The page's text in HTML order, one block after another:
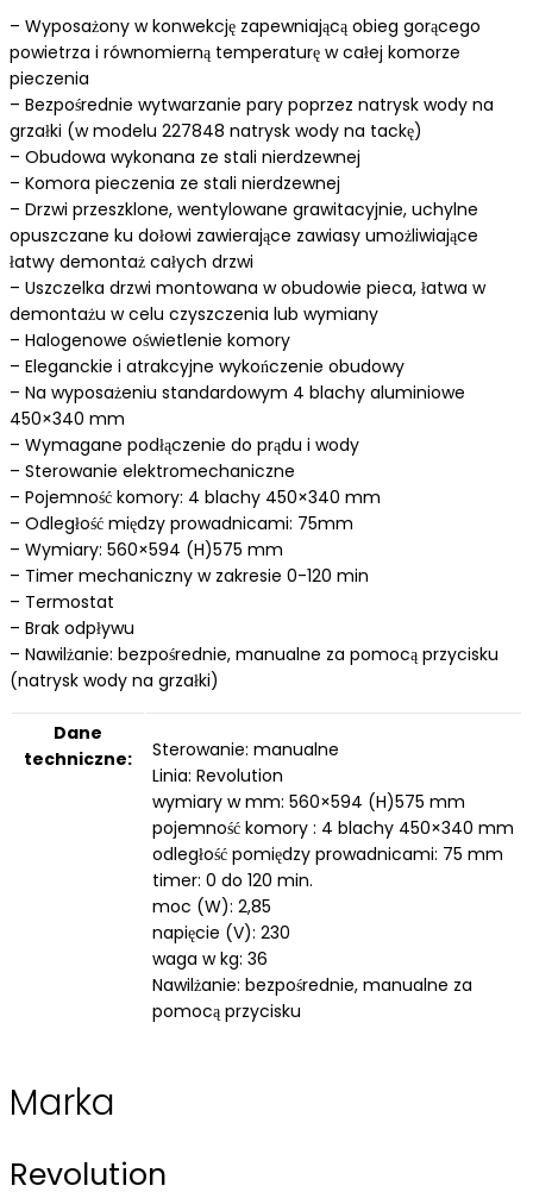
– Wyposażony w konwekcję zapewniającą obieg gorącego
powietrza i równomierną temperaturę w całej komorze
pieczenia
– Bezpośrednie wytwarzanie pary poprzez natrysk wody na
grzałki (w modelu 227848 natrysk wody na tackę)
– Obudowa wykonana ze stali nierdzewnej
– Komora pieczenia ze stali nierdzewnej
– Drzwi przeszklone, wentylowane grawitacyjnie, uchylne
opuszczane ku dołowi zawierające zawiasy umożliwiające
łatwy demontaż całych drzwi
– Uszczelka drzwi montowana w obudowie pieca, łatwa w
demontażu w celu czyszczenia lub wymiany
– Halogenowe oświetlenie komory
– Eleganckie i atrakcyjne wykończenie obudowy
– Na wyposażeniu standardowym 4 blachy aluminiowe
450×340 mm
– Wymagane podłączenie do prądu i wody
– Sterowanie elektromechaniczne
– Pojemność komory: 4 blachy 450×340 mm
– Odległość między prowadnicami: 75mm
– Wymiary: 560×594 (H)575 mm
– Timer mechaniczny w zakresie 0-120 min
– Termostat
– Brak odpływu
– Nawilżanie: bezpośrednie, manualne za pomocą przycisku
(natrysk wody na grzałki)
Dane
techniczne:
Sterowanie: manualne
Linia: Revolution
wymiary w mm: 560×594 (H)575 mm
pojemność komory : 4 blachy 450×340 mm
odległość pomiędzy prowadnicami: 75 mm
timer: 0 do 120 min.
moc (W): 2,85
napięcie (V): 230
waga w kg: 36
Nawilżanie: bezpośrednie, manualne za
pomocą przycisku
Marka
Revolution